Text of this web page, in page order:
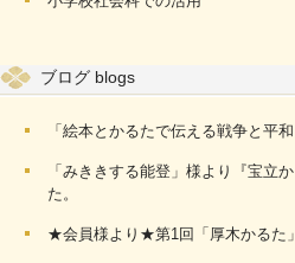
ブログ blogs
「絵本とかるたで伝える戦争と平
「みききする能登」様より『宝立
た。
★会員様より★第1回「厚木かるた